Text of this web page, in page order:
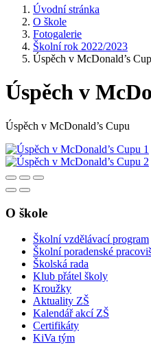
Úvodní stránka
O škole
Fotogalerie
Školní rok 2022/2023
Úspěch v McDonald’s
Úspěch v
Úspěch v McDonald’s Cupu
O škole
Školní vzdělávací program
Školní poradenské
Školská rada
Klub přátel školy
Kroužky
Aktuality ZŠ
Kalendář akcí ZŠ
Certifikáty
KiVa tým